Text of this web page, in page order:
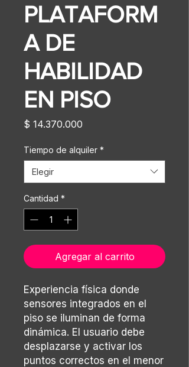
PLATAFORM
A DE
HABILIDAD
EN PISO
$ 14.370.000
Tiempo de alquiler *
Elegir
Cantidad *
Agregar al carrito
Experiencia física donde
sensores integrados en el
piso se iluminan de forma
dinámica. El usuario debe
desplazarse y activar los
puntos correctos en el menor